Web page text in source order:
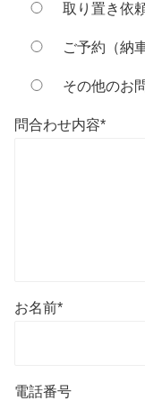
取り置き依
ご予約（納
その他のお
問合わせ内容*
お名前*
電話番号